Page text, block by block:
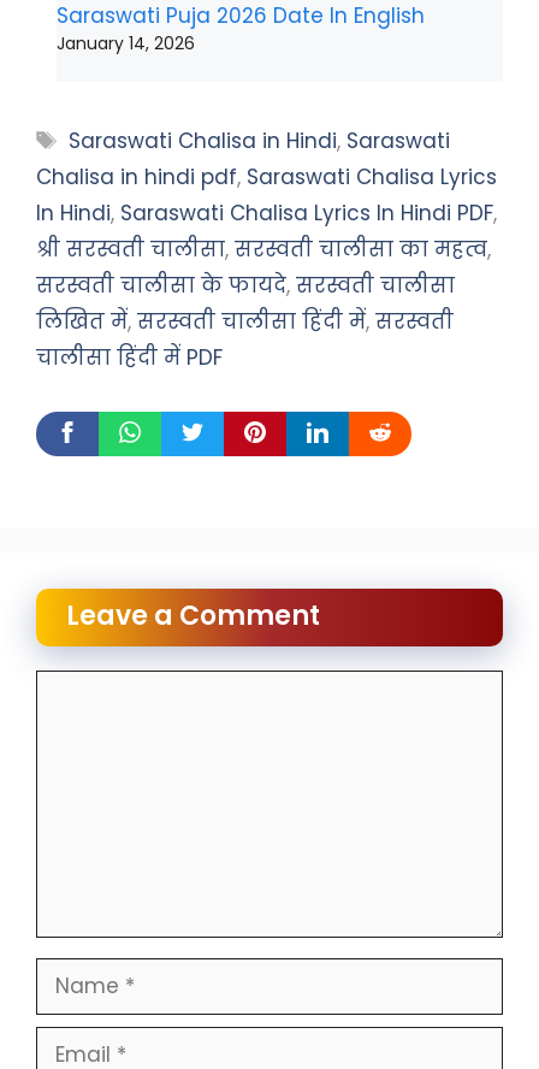
Saraswati Puja 2026 Date In English
January 14, 2026
Tags
Saraswati Chalisa in Hindi, Saraswati
Chalisa in hindi pdf, Saraswati Chalisa Lyrics
In Hindi, Saraswati Chalisa Lyrics In Hindi PDF,
श्री सरस्वती चालीसा, सरस्वती चालीसा का महत्व,
सरस्वती चालीसा के फायदे, सरस्वती चालीसा
लिखित में, सरस्वती चालीसा हिंदी में, सरस्वती
चालीसा हिंदी में PDF
Leave a Comment
Name
Email